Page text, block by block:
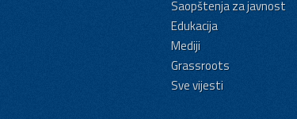
Saopštenja za javnost
Edukacija
Mediji
Grassroots
Sve vijesti